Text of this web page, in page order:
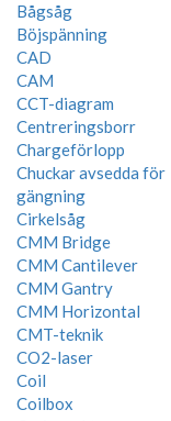
Bågsåg
Böjspänning
CAD
CAM
CCT-diagram
Centreringsborr
Chargeförlopp
Chuckar avsedda för
gängning
Cirkelsåg
CMM Bridge
CMM Cantilever
CMM Gantry
CMM Horizontal
CMT-teknik
CO2-laser
Coil
Coilbox